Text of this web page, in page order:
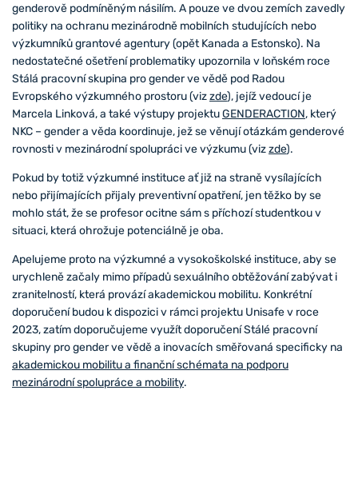
genderově podmíněným násilím. A pouze ve dvou zemích zavedly
politiky na ochranu mezinárodně mobilních studujících nebo
výzkumníků grantové agentury (opět Kanada a Estonsko). Na
nedostatečné ošetření problematiky upozornila v loňském roce
Stálá pracovní skupina pro gender ve vědě pod Radou
Evropského výzkumného prostoru (vizzde), jejíž vedoucí je
Marcela Linková, a také výstupy projektuGENDERACTION, který
NKC – gender a věda koordinuje, jež se věnují otázkám genderové
rovnosti v mezinárodní spolupráci ve výzkumu (vizzde).
Pokud by totiž výzkumné instituce ať již na straně vysílajících
nebo přijímajících přijaly preventivní opatření, jen těžko by se
mohlo stát, že se profesor ocitne sám s příchozí studentkou v
situaci, která ohrožuje potenciálně je oba.
Apelujeme proto na výzkumné a vysokoškolské instituce, aby se
urychleně začaly mimo případů sexuálního obtěžování zabývat i
zranitelností, která provází akademickou mobilitu. Konkrétní
doporučení budou k dispozici v rámci projektu Unisafe v roce
2023, zatím doporučujeme využít doporučení Stálé pracovní
skupiny pro gender ve vědě a inovacích směřovaná specificky na
akademickou mobilitu a finanční schémata na podporu
mezinárodní spolupráce a mobility.